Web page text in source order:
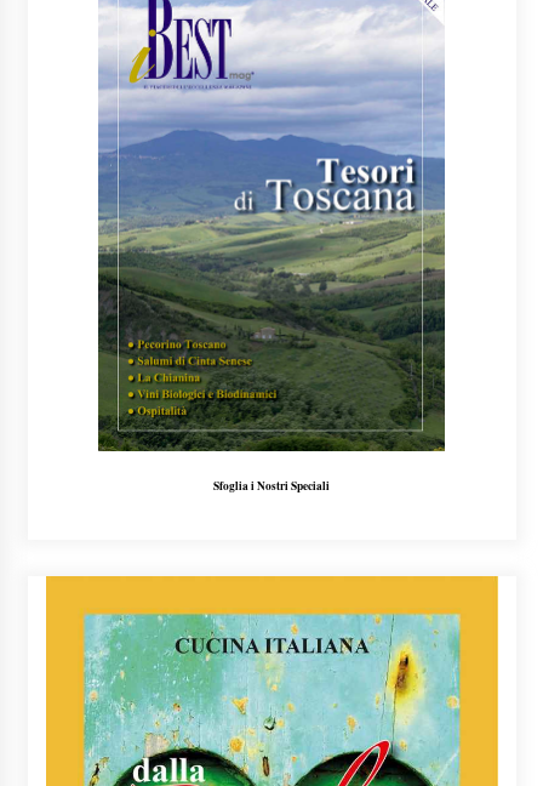
Sfoglia i Nostri Speciali